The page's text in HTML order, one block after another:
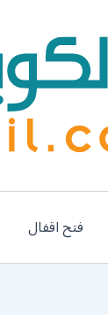
فتح اقفال